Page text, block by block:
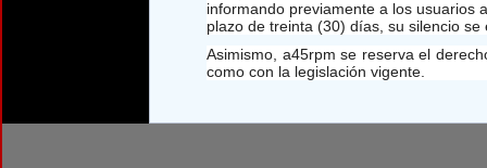
informando previamente a los usuarios
plazo de treinta (30) días, su silencio
Asimismo, a45rpm se reserva el
como con la legislación vigente.